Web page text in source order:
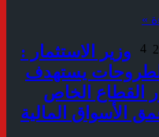
»
4
وزير الاستثمار :
يستهدف
القطاع الخاص
الأسواق المالية